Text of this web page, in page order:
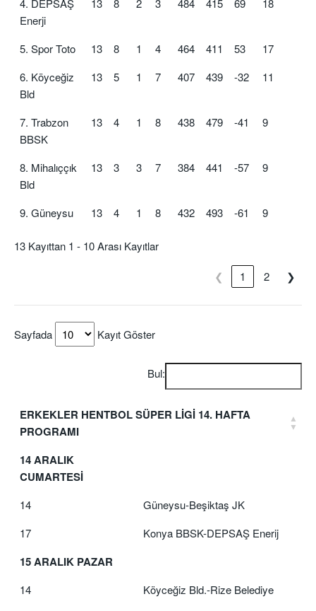
4. DEPSAŞ
Enerji
13 8 2 3 484 415 69 18
5. Spor Toto 13 8 1 4 464 411 53
17
6. Köyceğiz
Bld
13 5 1 7 407 439 -32 11
7. Trabzon
BBSK
13 4 1 8 438 479 -41 9
8. Mihalıççık
Bld
13 3 3 7 384 441 -57 9
9. Güneysu 13 4 1 8 432 493 -61 9
13 Kayıttan 1 - 10 Arası Kayıtlar
❮ 1 2 ❯
Sayfada Kayıt Göster
Bul:
ERKEKLER HENTBOL SÜPER LİGİ 14. HAFTA
PROGRAMI
14 ARALIK
CUMARTESİ
14
Güneysu-Beşiktaş JK
17
Konya BBSK-DEPSAŞ Enerij
15 ARALIK PAZAR
14
Köyceğiz Bld.-Rize Belediye